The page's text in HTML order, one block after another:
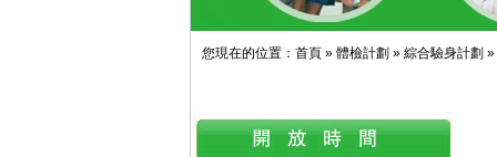
您現在的位置： 首頁 » 體檢計劃 » 綜合驗身計劃 »